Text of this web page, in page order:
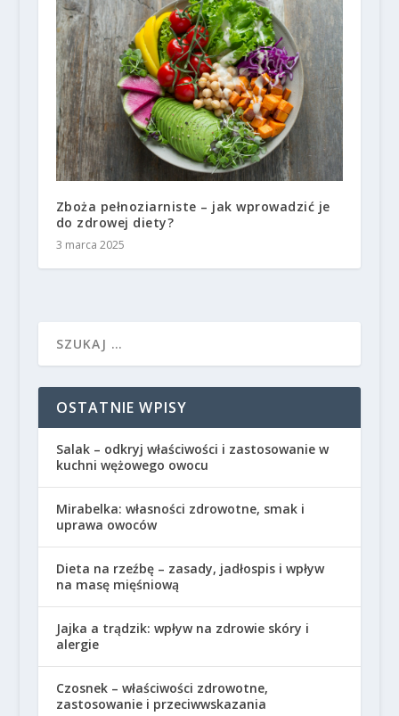
Zboża pełnoziarniste – jak wprowadzić je
do zdrowej diety?
3 marca 2025
OSTATNIE WPISY
Salak – odkryj właściwości i zastosowanie w
kuchni wężowego owocu
Mirabelka: własności zdrowotne, smak i
uprawa owoców
Dieta na rzeźbę – zasady, jadłospis i wpływ
na masę mięśniową
Jajka a trądzik: wpływ na zdrowie skóry i
alergie
Czosnek – właściwości zdrowotne,
zastosowanie i przeciwwskazania